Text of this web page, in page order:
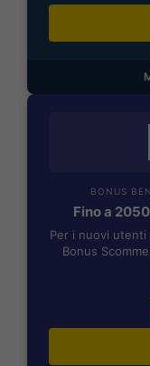
BONUS
Fino a
Per i nuovi utenti
Bonus